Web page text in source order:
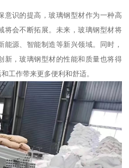
意识的提高，玻璃钢型材作为一种高
将会不断拓展。未来，玻璃钢型材将
源、智能制造等新兴领域。同时，
新，玻璃钢型材的性能和质量也将得
工作带来更多便利和舒适。